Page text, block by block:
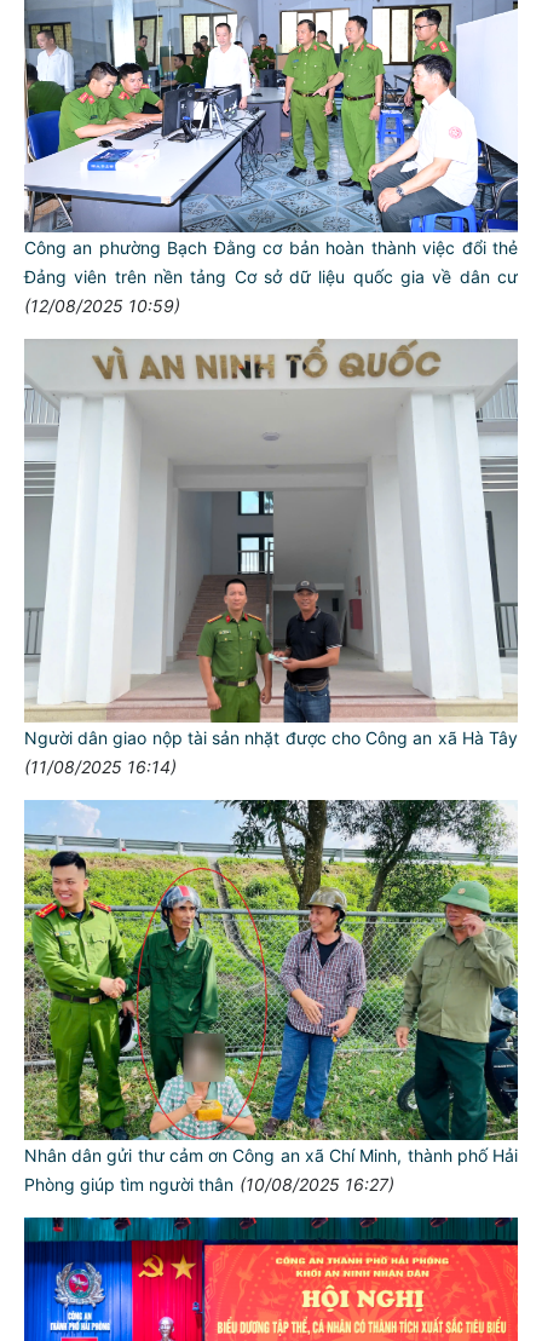
Công an phường Bạch Đằng cơ bản hoàn thành việc đổi thẻ
Đảng viên trên nền tảng Cơ sở dữ liệu quốc gia về dân cư
(12/08/2025 10:59)
Người dân giao nộp tài sản nhặt được cho Công an xã Hà Tây
(11/08/2025 16:14)
Nhân dân gửi thư cảm ơn Công an xã Chí Minh, thành phố Hải
Phòng giúp tìm người thân (10/08/2025 16:27)